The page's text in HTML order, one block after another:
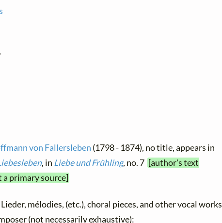
von Fallersleben (1798 - 1874), no title, appears in
, in Liebe und Frühling, no. 7 [author's text
a primary source]
mélodies, (etc.), choral pieces, and other vocal works
(not necessarily exhaustive):